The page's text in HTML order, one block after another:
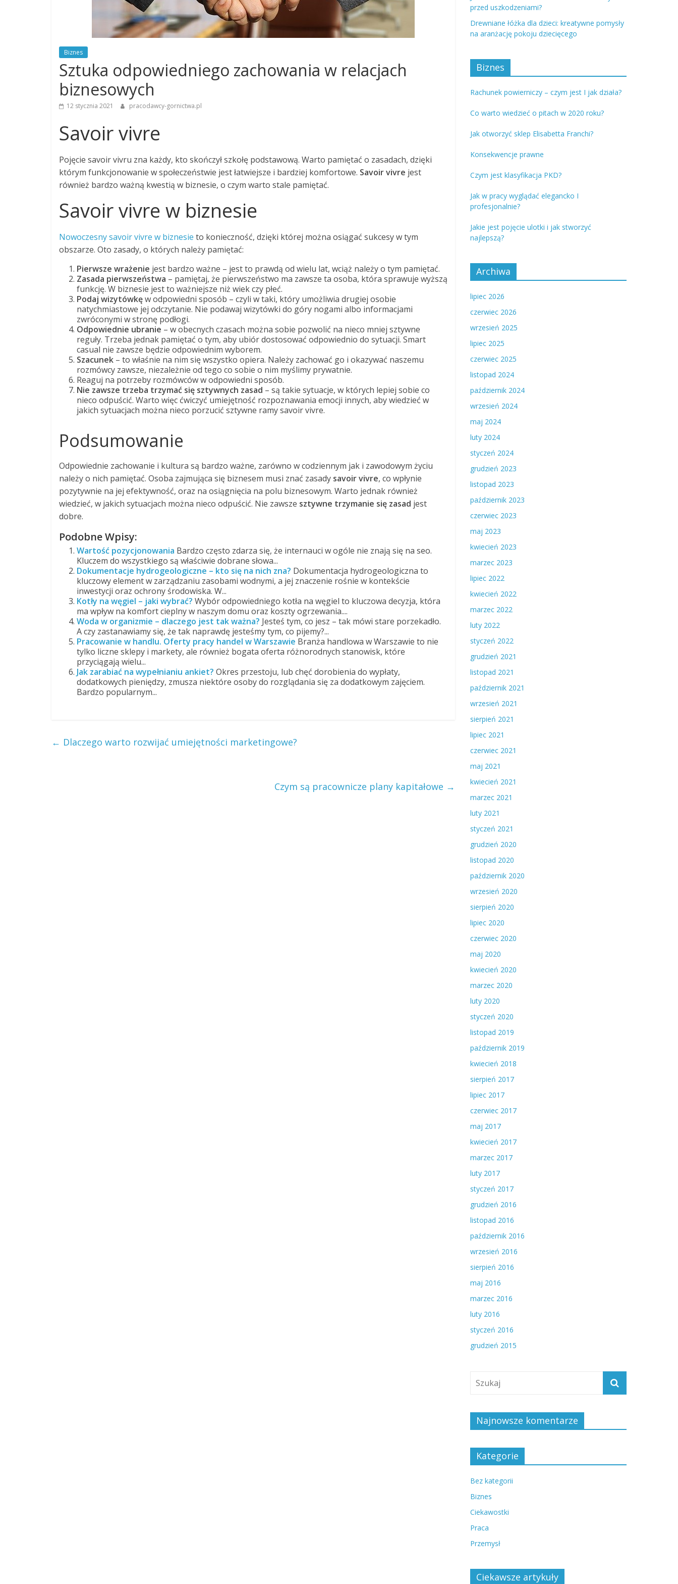
Biznes
Sztuka odpowiedniego zachowania w relacjach
biznesowych
12 stycznia 2021 pracodawcy-gornictwa.pl
Savoir vivre
Pojęcie savoir vivru zna każdy, kto skończył szkołę podstawową. Warto pamiętać o zasadach, dzięki
którym funkcjonowanie w społeczeństwie jest łatwiejsze i bardziej komfortowe. Savoir vivre jest
również bardzo ważną kwestią w biznesie, o czym warto stale pamiętać.
Savoir vivre w biznesie
Nowoczesny savoir vivre w biznesie to konieczność, dzięki której można osiągać sukcesy w tym
obszarze. Oto zasady, o których należy pamiętać:
Pierwsze wrażenie jest bardzo ważne – jest to prawdą od wielu lat, wciąż należy o tym pamiętać.
Zasada pierwszeństwa – pamiętaj, że pierwszeństwo ma zawsze ta osoba, która sprawuje wyższą
funkcję. W biznesie jest to ważniejsze niż wiek czy płeć.
Podaj wizytówkęw odpowiedni sposób – czyli w taki, który umożliwia drugiej osobie
natychmiastowe jej odczytanie. Nie podawaj wizytówki do góry nogami albo informacjami
zwróconymi w stronę podłogi.
Odpowiednie ubranie – w obecnych czasach można sobie pozwolić na nieco mniej sztywne
reguły. Trzeba jednak pamiętać o tym, aby ubiór dostosować odpowiednio do sytuacji. Smart
casual nie zawsze będzie odpowiednim wyborem.
Szacunek – to właśnie na nim się wszystko opiera. Należy zachować go i okazywać naszemu
rozmówcy zawsze, niezależnie od tego co sobie o nim myślimy prywatnie.
Reaguj na potrzeby rozmówców w odpowiedni sposób.
Nie zawsze trzeba trzymać się sztywnych zasad – są takie sytuacje, w których lepiej sobie co
nieco odpuścić. Warto więc ćwiczyć umiejętność rozpoznawania emocji innych, aby wiedzieć w
jakich sytuacjach można nieco porzucić sztywne ramy savoir vivre.
Podsumowanie
Odpowiednie zachowanie i kultura są bardzo ważne, zarówno w codziennym jak i zawodowym życiu
należy o nich pamiętać. Osoba zajmująca się biznesem musi znać zasady savoir vivre, co wpłynie
pozytywnie na jej efektywność, oraz na osiągnięcia na polu biznesowym. Warto jednak również
wiedzieć, w jakich sytuacjach można nieco odpuścić. Nie zawsze sztywne trzymanie się zasad jest
dobre.
Podobne Wpisy:
Wartość pozycjonowania Bardzo często zdarza się, że internauci w ogóle nie znają się na seo.
Kluczem do wszystkiego są właściwie dobrane słowa...
Dokumentacje hydrogeologiczne – kto się na nich zna? Dokumentacja hydrogeologiczna to
kluczowy element w zarządzaniu zasobami wodnymi, a jej znaczenie rośnie w kontekście
inwestycji oraz ochrony środowiska. W...
Kotły na węgiel – jaki wybrać? Wybór odpowiedniego kotła na węgiel to kluczowa decyzja, która
ma wpływ na komfort cieplny w naszym domu oraz koszty ogrzewania....
Woda w organizmie – dlaczego jest tak ważna? Jesteś tym, co jesz – tak mówi stare porzekadło.
A czy zastanawiamy się, że tak naprawdę jesteśmy tym, co pijemy?...
Pracowanie w handlu. Oferty pracy handel w Warszawie Branża handlowa w Warszawie to nie
tylko liczne sklepy i markety, ale również bogata oferta różnorodnych stanowisk, które
przyciągają wielu...
Jak zarabiać na wypełnianiu ankiet? Okres przestoju, lub chęć dorobienia do wypłaty,
dodatkowych pieniędzy, zmusza niektóre osoby do rozglądania się za dodatkowym zajęciem.
Bardzo popularnym...
← Dlaczego warto rozwijać umiejętności marketingowe?
Czym są pracownicze plany kapitałowe →
przed uszkodzeniami?
Drewniane łóżka dla dzieci: kreatywne pomysły
na aranżację pokoju dziecięcego
Biznes
Rachunek powierniczy – czym jest I jak działa?
Co warto wiedzieć o pitach w 2020 roku?
Jak otworzyć sklep Elisabetta Franchi?
Konsekwencje prawne
Czym jest klasyfikacja PKD?
Jak w pracy wyglądać elegancko I
profesjonalnie?
Jakie jest pojęcie ulotki i jak stworzyć
najlepszą?
Archiwa
lipiec 2026
czerwiec 2026
wrzesień 2025
lipiec 2025
czerwiec 2025
listopad 2024
październik 2024
wrzesień 2024
maj 2024
luty 2024
styczeń 2024
grudzień 2023
listopad 2023
październik 2023
czerwiec 2023
maj 2023
kwiecień 2023
marzec 2023
lipiec 2022
kwiecień 2022
marzec 2022
luty 2022
styczeń 2022
grudzień 2021
listopad 2021
październik 2021
wrzesień 2021
sierpień 2021
lipiec 2021
czerwiec 2021
maj 2021
kwiecień 2021
marzec 2021
luty 2021
styczeń 2021
grudzień 2020
listopad 2020
październik 2020
wrzesień 2020
sierpień 2020
lipiec 2020
czerwiec 2020
maj 2020
kwiecień 2020
marzec 2020
luty 2020
styczeń 2020
listopad 2019
październik 2019
kwiecień 2018
sierpień 2017
lipiec 2017
czerwiec 2017
maj 2017
kwiecień 2017
marzec 2017
luty 2017
styczeń 2017
grudzień 2016
listopad 2016
październik 2016
wrzesień 2016
sierpień 2016
maj 2016
marzec 2016
luty 2016
styczeń 2016
grudzień 2015
Najnowsze komentarze
Kategorie
Bez kategorii
Biznes
Ciekawostki
Praca
Przemysł
Ciekawsze artykuły